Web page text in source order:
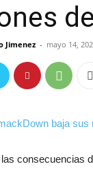
Jimenez - mayo 14,
consecuencias